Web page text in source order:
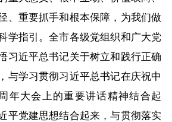
、重要抓手和根本保障，为我们做
学指引。全市各级党组织和广大党
习近平总书记关于树立和践行正确
与学习贯彻习近平总书记在庆祝中
年大会上的重要讲话精神结合起
平党建思想结合起来，与贯彻落实